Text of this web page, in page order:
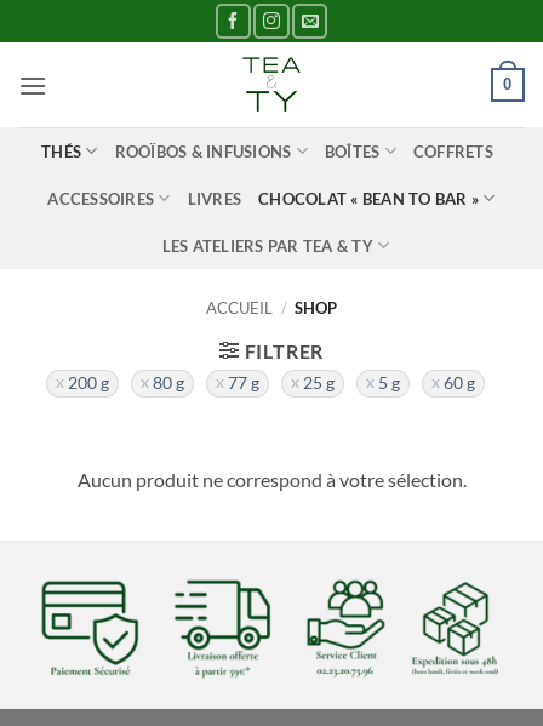
au
contenu
0
THÉS ROOÏBOS & INFUSIONS BOÎTES COFFRETS
ACCESSOIRES LIVRES CHOCOLAT « BEAN TO BAR »
LES ATELIERS PAR TEA & TY
ACCUEIL / SHOP
FILTRER
200 g 80 g 77 g 25 g 5 g 60 g
Aucun produit ne correspond à votre sélection.